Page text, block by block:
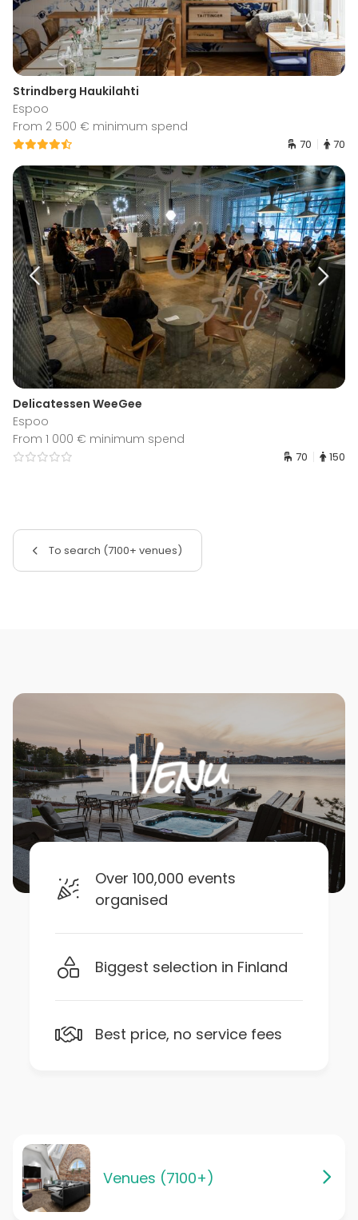
Strindberg Haukilahti
Espoo
From 2 500 € minimum spend
70 70
Delicatessen WeeGee
Espoo
From 1 000 € minimum spend
70 150
To search (7100+ venues)
Over 100,000 events
organised
Biggest selection in Finland
Best price, no service fees
Venues (7100+)